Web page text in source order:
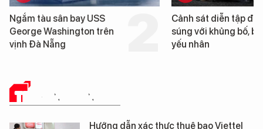
Cảnh sát diễn tập đấu
súng với khủng bố, bảo vệ
yếu nhân
Cận cảnh chiến hạm
tống tàu sân bay USS
George Washington
TRUYỀN THÔNG SỐ
Hướng dẫn xác thực thuê bao Viettel